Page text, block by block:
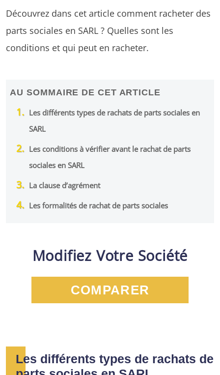
Découvrez dans cet article comment racheter des
parts sociales en SARL ? Quelles sont les
conditions et qui peut en racheter.
AU SOMMAIRE DE CET ARTICLE
Les différents types de rachats de parts sociales en
SARL
Les conditions à vérifier avant le rachat de parts
sociales en SARL
La clause d’agrément
Les formalités de rachat de parts sociales
Modifiez Votre Société
COMPARER
Les différents types de rachats de